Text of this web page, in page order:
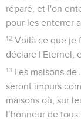
réparé, et l'on
pour les enterrer
12 Voilà ce que je
déclare l'Eternel,
13 Les maisons de
seront impurs
maisons où, sur
l’honneur de